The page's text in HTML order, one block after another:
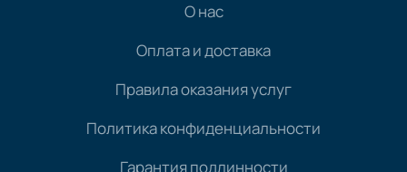
О нас
Оплата и доставка
Правила оказания услуг
Политика конфиденциальности
Гарантия подлинности